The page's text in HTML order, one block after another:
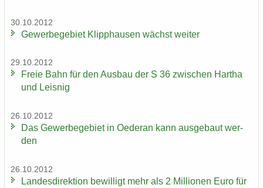
30.10.2012
Ge­wer­be­ge­biet Klipp­hau­sen wächst wei­ter
29.10.2012
Freie Bahn für den Aus­bau der S 36 zwi­schen Har­tha
und Leis­nig
26.10.2012
Das Ge­wer­be­ge­biet in Oe­der­an kann aus­ge­baut wer­
den
26.10.2012
Lan­des­di­rek­ti­on be­wil­ligt mehr als 2 Mil­lio­nen Euro für